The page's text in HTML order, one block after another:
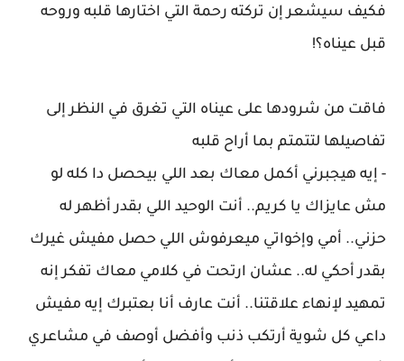
فكيف سيشعر إن تركته رحمة التي اختارها قلبه وروحه
قبل عيناه؟!
فاقت من شرودها على عيناه التي تغرق في النظر إلى
تفاصيلها لتتمتم بما أراح قلبه
- إيه هيجبرني أكمل معاك بعد اللي بيحصل دا كله لو
مش عايزاك يا كريم.. أنت الوحيد اللي بقدر أظهر له
حزني.. أمي وإخواتي ميعرفوش اللي حصل مفيش غيرك
بقدر أحكي له.. عشان ارتحت في كلامي معاك تفكر إنه
تمهيد لإنهاء علاقتنا.. أنت عارف أنا بعتبرك إيه مفيش
داعي كل شوية أرتكب ذنب وأفضل أوصف في مشاعري